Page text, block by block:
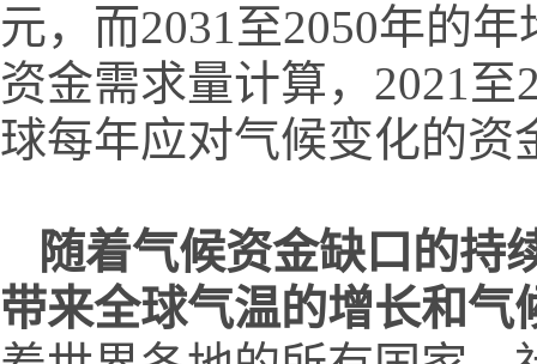
元，而2031至2050年的
资金需求量计算，2021
球每年应对气候变化的资
随着气候资金缺口的持
带来全球气温的增长和气